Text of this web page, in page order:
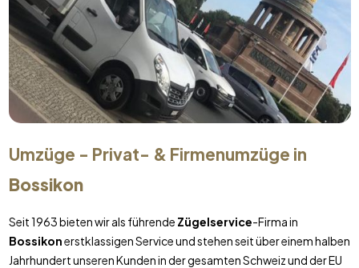
Umzüge - Privat- & Firmenumzüge in
Bossikon
Seit 1963 bieten wir als führende Zügelservice-Firma in
Bossikonerstklassigen Service und stehen seit über einem halben
Jahrhundert unseren Kunden in der gesamten Schweiz und der EU